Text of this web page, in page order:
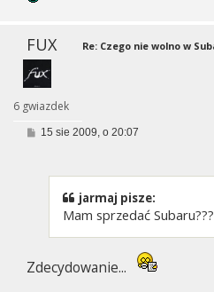
FUX
6 gwiazdek
Re: Czego nie wolno w
P15 sie 2009, o 20:07
jarmaj pisze:
Mam sprzedać
Zdecydowanie...